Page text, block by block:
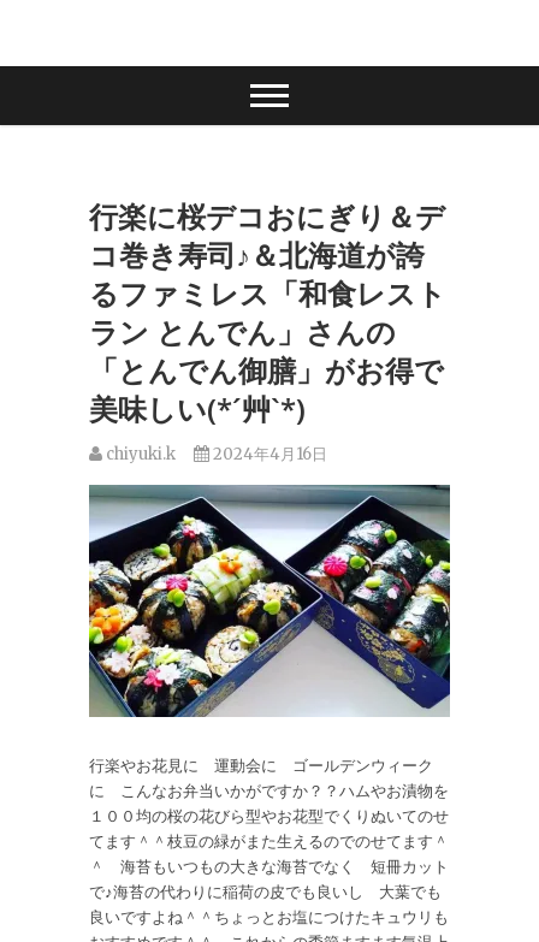
行楽に桜デコおにぎり＆デ
コ巻き寿司♪＆北海道が誇
るファミレス「和食レスト
ラン とんでん」さんの
「とんでん御膳」がお得で
美味しい(*´艸`*)
chiyuki.k 2024年4月16日
行楽やお花見に 運動会に ゴールデンウィーク
に こんなお弁当いかがですか？？ハムやお漬物を
１００均の桜の花びら型やお花型でくりぬいてのせ
てます＾＾枝豆の緑がまた生えるのでのせてます＾
＾ 海苔もいつもの大きな海苔でなく 短冊カット
で♪海苔の代わりに稲荷の皮でも良いし 大葉でも
良いですよね＾＾ちょっとお塩につけたキュウリも